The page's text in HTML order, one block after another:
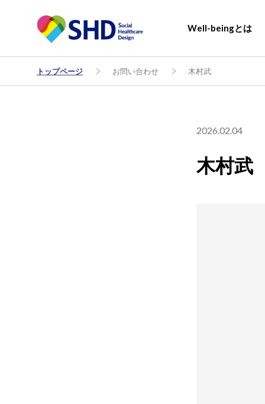
Well-beingとは
トップページ お問い合わせ 木村武
2026.02.04
木村武